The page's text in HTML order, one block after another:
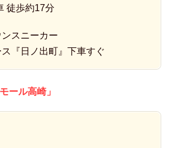
徒歩約17分
スニーカー
ス『日ノ出町』下車すぐ
ール高崎」